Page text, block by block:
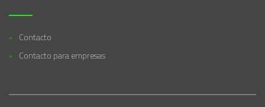
Contacto
Contacto para empresas